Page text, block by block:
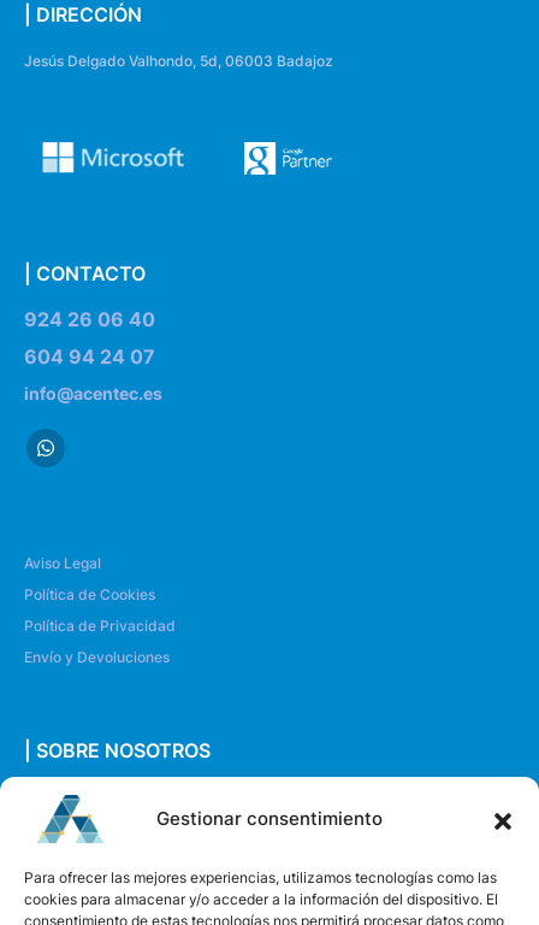
Gestionar consentimiento
Para ofrecer las mejores experiencias, utilizamos tecnologías como las
cookies para almacenar y/o acceder a la información del dispositivo. El
consentimiento de estas tecnologías nos permitirá procesar datos como
| DIRECCIÓN
Jesús Delgado Valhondo, 5d, 06003 Badajoz
| CONTACTO
924 26 06 40
604 94 24 07
info@acentec.es
Aviso Legal
Política de Cookies
Política de Privacidad
Envío y Devoluciones
| SOBRE NOSOTROS
Quiénes somos
Envíanos un mensaje